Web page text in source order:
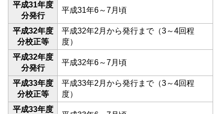
平成31年度
分発行
平成31年6～7月頃
平成32年度
分校正等
平成32年2月から発行まで（3～4回程
度）
平成32年度
分発行
平成32年6～7月頃
平成33年度
分校正等
平成33年2月から発行まで（3～4回程
度）
平成33年度